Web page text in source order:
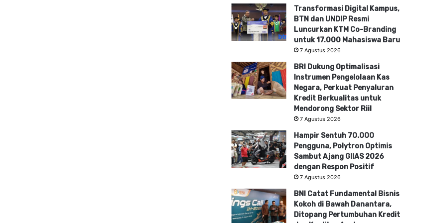
Transformasi Digital Kampus,
BTN dan UNDIP Resmi
Luncurkan KTM Co-Branding
untuk 17.000 Mahasiswa Baru
7 Agustus 2026
BRI Dukung Optimalisasi
Instrumen Pengelolaan Kas
Negara, Perkuat Penyaluran
Kredit Berkualitas untuk
Mendorong Sektor Riil
7 Agustus 2026
Hampir Sentuh 70.000
Pengguna, Polytron Optimis
Sambut Ajang GIIAS 2026
dengan Respon Positif
7 Agustus 2026
BNI Catat Fundamental Bisnis
Kokoh di Bawah Danantara,
Ditopang Pertumbuhan Kredit